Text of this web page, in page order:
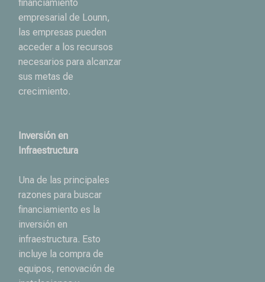
financiamiento
empresarial de Lounn,
las empresas pueden
acceder a los recursos
necesarios para alcanzar
sus metas de
crecimiento.
Inversión en
Infraestructura
Una de las principales
razones para buscar
financiamiento es la
inversión en
infraestructura. Esto
incluye la compra de
equipos, renovación de